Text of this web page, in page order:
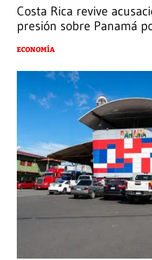
Costa Rica revive
presión sobre Panamá
ECONOMÍA